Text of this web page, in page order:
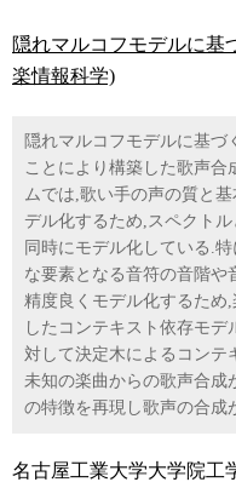
隠れマルコフモデルに基
楽情報科学)
隠れマルコフモデルに基づ
ことにより構築した歌声合
ムでは,歌い手の声の質と
デル化するため,スペクト
同時にモデル化している.
な要素となる音符の音階や
精度良くモデル化するため
したコンテキスト依存モ
対して決定木によるコンテ
未知の楽曲からの歌声合成
の特徴を再現し歌声の合成
名古屋工業大学大学院